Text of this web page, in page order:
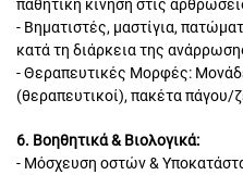
παθητική κίνηση στις
- Βηματιστές, μαστίγια,
κατά τη διάρκεια της
- Θεραπευτικές Μορφές:
(θεραπευτικοί), πακέτα πάγου/
6. Βοηθητικά & Βιολογικά:
- Μόσχευση οστών &